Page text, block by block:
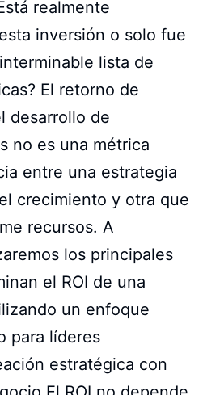
realmente
inversión o solo fue
lista de
El retorno de
desarrollo de
no es una métrica
entre una estrategia
crecimiento y otra que
recursos. A
los principales
el ROI de una
un enfoque
para líderes
estratégica con